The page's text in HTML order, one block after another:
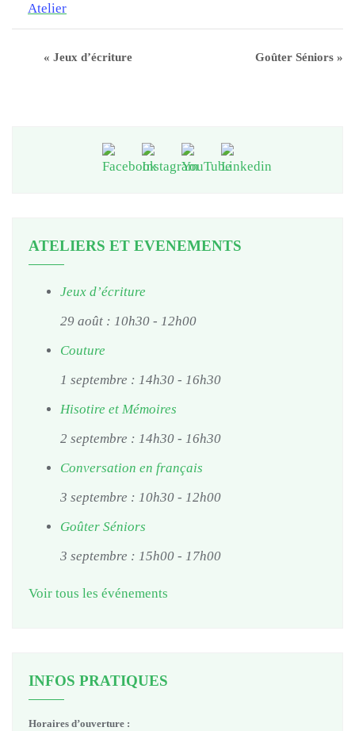
Atelier
« Jeux d’écriture Goûter Séniors »
ATELIERS ET EVENEMENTS
Jeux d’écriture
29 août : 10h30 - 12h00
Couture
1 septembre : 14h30 - 16h30
Hisotire et Mémoires
2 septembre : 14h30 - 16h30
Conversation en français
3 septembre : 10h30 - 12h00
Goûter Séniors
3 septembre : 15h00 - 17h00
Voir tous les événements
INFOS PRATIQUES
Horaires d’ouverture :